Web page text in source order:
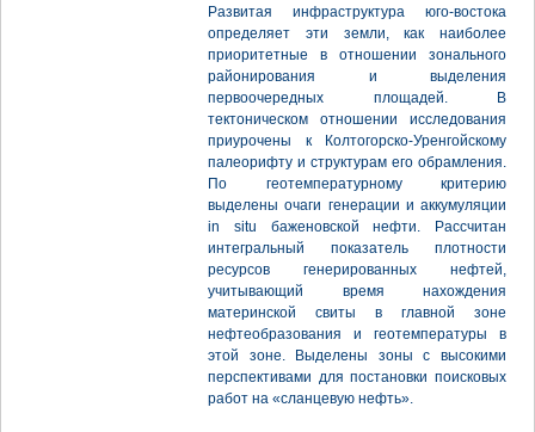
Развитая инфраструктура юго-востока
определяет эти земли, как наиболее
приоритетные в отношении зонального
районирования и выделения
первоочередных площадей. В
тектоническом отношении исследования
приурочены к Колтогорско-Уренгойскому
палеорифту и структурам его обрамления.
По геотемпературному критерию
выделены очаги генерации и аккумуляции
in situ баженовской нефти. Рассчитан
интегральный показатель плотности
ресурсов генерированных нефтей,
учитывающий время нахождения
материнской свиты в главной зоне
нефтеобразования и геотемпературы в
этой зоне. Выделены зоны с высокими
перспективами для постановки поисковых
работ на «сланцевую нефть».